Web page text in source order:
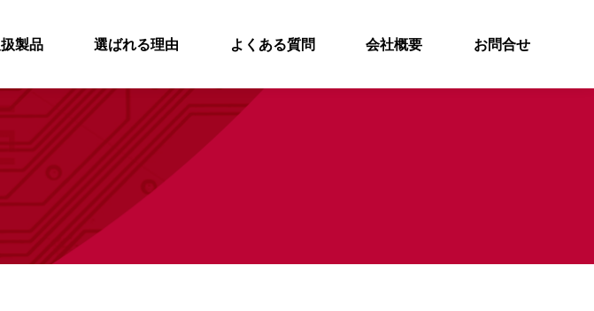
製品 選ばれる理由 よくある質問 会社概要 お問合せ